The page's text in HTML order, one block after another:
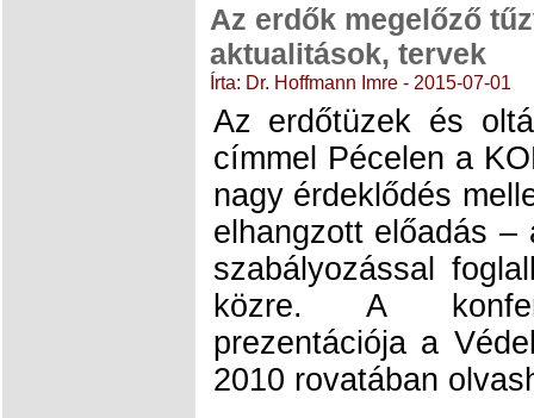
Az erdők megelőző
aktualitások, tervek
Írta: Dr. Hoffmann Imre - 2015-07-01
Az erdőtüzek és
címmel Pécelen a
nagy érdeklődés
elhangzott előadás –
szabályozással
közre. A
prezentációja a
2010 rovatában